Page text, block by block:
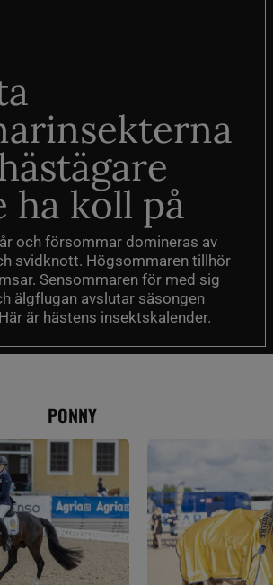
ha koll på
och försommar domineras av
svidknott. Högsommaren tillhör
Sensommaren för med sig
älgflugan avslutar säsongen
är hästens insektskalender.
PONNY